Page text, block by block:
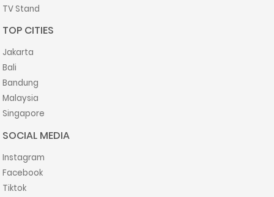
TV Stand
TOP CITIES
Jakarta
Bali
Bandung
Malaysia
Singapore
SOCIAL MEDIA
Instagram
Facebook
Tiktok